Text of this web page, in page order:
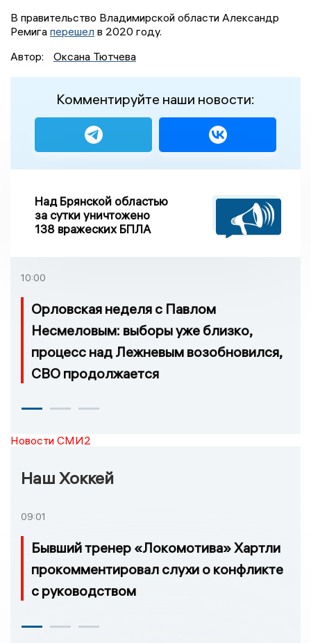
В правительство Владимирской области Александр
Ремига перешел в 2020 году.
Автор:
Оксана Тютчева
Комментируйте наши новости:
Над Брянской областью
за сутки уничтожено
138 вражеских БПЛА
10:00
Орловская неделя с Павлом
Несмеловым: выборы уже близко,
процесс над Лежневым возобновился,
СВО продолжается
Новости СМИ2
Наш Хоккей
09:01
Бывший тренер «Локомотива» Хартли
прокомментировал слухи о конфликте
с руководством